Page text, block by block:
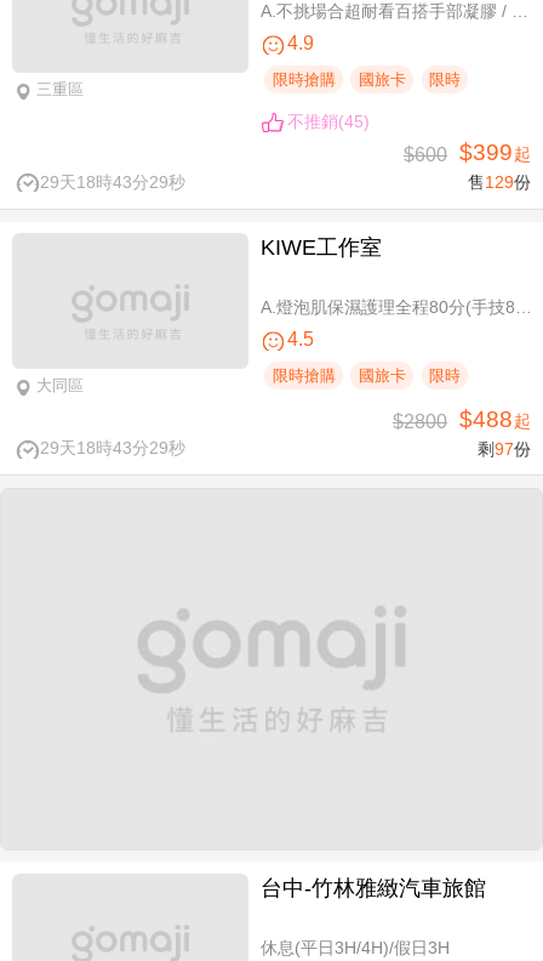
三重區
4.9
限時搶購 國旅卡 限時
不推銷(45)
29天18時43分28秒
$600 $399起
售129份
大同區
KIWE工作室
A.燈泡肌保濕護理全程80分(手技80分) / B.薰衣草美白保濕護理 全程80分/ C.排痠精油全身循環按摩共60分(手技60分)/ D.《不限體驗單次券》黃金體態美型平衡(腰腹/臀腿)二選一 全程40分(手技40分)
4.5
限時搶購 國旅卡 限時
29天18時43分28秒
$2800 $488起
剩97份
台中-竹林雅緻汽車旅館
休息(平日3H/4H)/假日3H